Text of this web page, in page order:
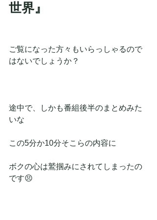
世界』
ご覧になった方々もいらっしゃるので
はないでしょうか？
途中で、しかも番組後半のまとめみた
いな
この5分か10分そこらの内容に
ボクの心は鷲掴みにされてしまったの
です😣